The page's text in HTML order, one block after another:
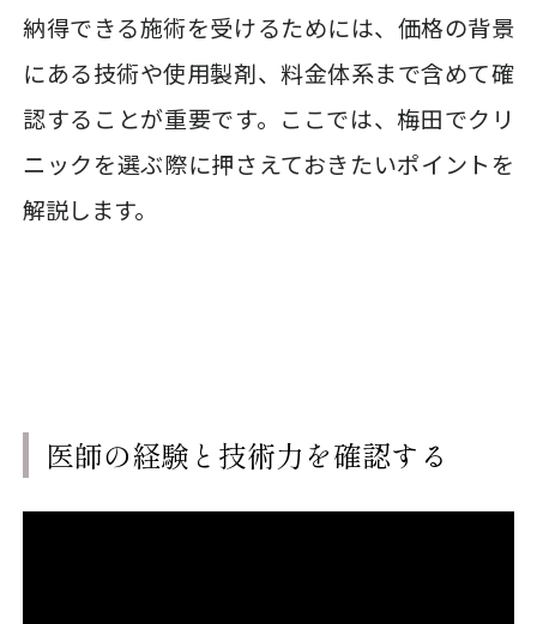
納得できる施術を受けるためには、価格の背景
にある技術や使用製剤、料金体系まで含めて確
認することが重要です。ここでは、梅田でクリ
ニックを選ぶ際に押さえておきたいポイントを
解説します。
医師の経験と技術力を確認する